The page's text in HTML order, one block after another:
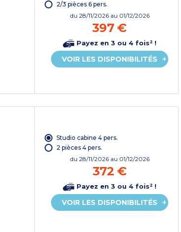
2/3 pièces 6 pers.
du 28/11/2026 au 01/12/2026
397 €
Payez en 3 ou 4 fois² !
VOIR LES DISPONIBILITÉS
Studio cabine 4 pers.
2 pièces 4 pers.
du 28/11/2026 au 01/12/2026
372 €
Payez en 3 ou 4 fois² !
VOIR LES DISPONIBILITÉS